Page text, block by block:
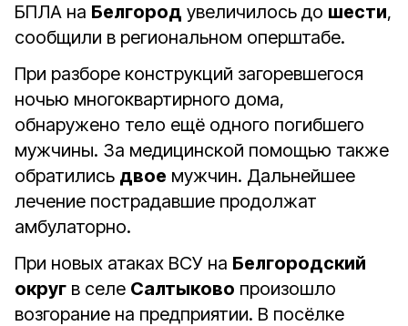
БПЛА на Белгород увеличилось до шести,
сообщили в региональном оперштабе.
При разборе конструкций загоревшегося
ночью многоквартирного дома,
обнаружено тело ещё одного погибшего
мужчины. За медицинской помощью также
обратились двое мужчин. Дальнейшее
лечение пострадавшие продолжат
амбулаторно.
При новых атаках ВСУ на Белгородский
округ в селе Салтыково произошло
возгорание на предприятии. В посёлке